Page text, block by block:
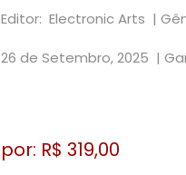
Editor: Electronic Arts |
26 de Setembro, 2025 |
por: R$ 319,00